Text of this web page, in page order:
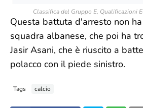
Classifica del Gruppo E, Qualificazioni
Questa battuta d'arresto non
squadra albanese, che poi ha
Jasir Asani, che è riuscito a
polacco con il piede sinistro.
Tags calcio